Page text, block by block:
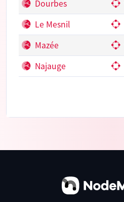
Dourbes
Le Mesnil
Mazée
Najauge